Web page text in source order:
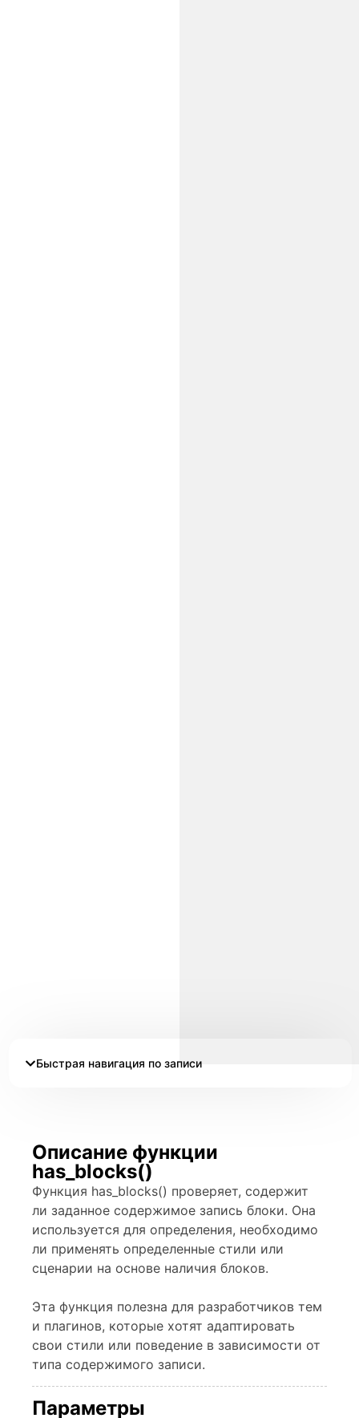
Быстрая навигация по записи
Описание функции
has_blocks()
Функция has_blocks() проверяет, содержит
ли заданное содержимое запись блоки. Она
используется для определения, необходимо
ли применять определенные стили или
сценарии на основе наличия блоков.
Эта функция полезна для разработчиков тем
и плагинов, которые хотят адаптировать
свои стили или поведение в зависимости от
типа содержимого записи.
Параметры